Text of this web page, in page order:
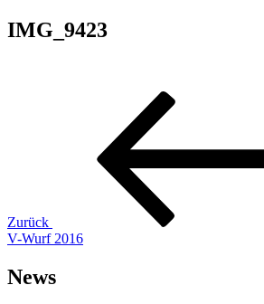
IMG_9423
Beitragsnavigation
Zurück
V-Wurf 2016
News